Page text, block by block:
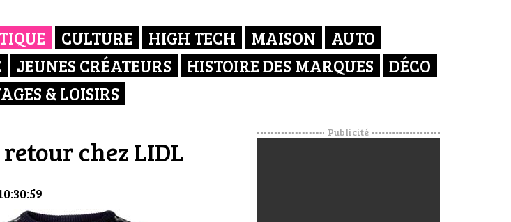
CULTURE HIGH TECH MAISON
AUTO
JEUNES CRÉATEURS HISTOIRE DES MARQUES
DÉCO
& LOISIRS
chez LIDL
Publicité